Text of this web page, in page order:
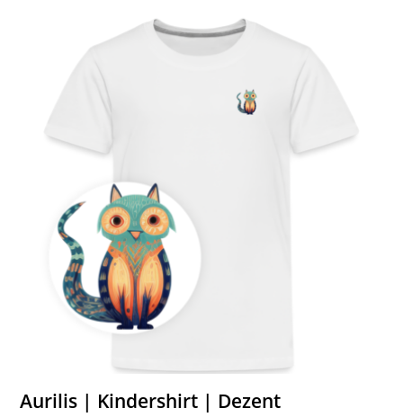
Aurilis | Kindershirt | Dezent